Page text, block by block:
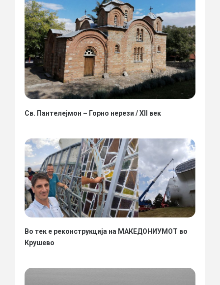
Св. Пантелејмон – Горно нерези / XII век
Во тек е реконструкција на МАКЕДОНИУМОТ во
Крушево